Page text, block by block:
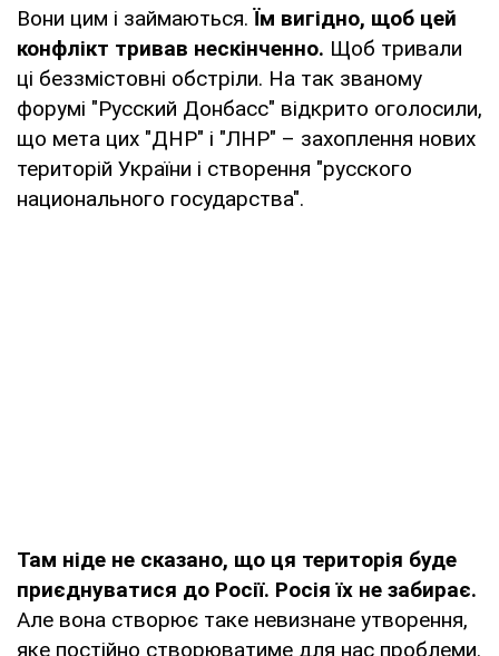
Вони цим і займаються. Їм вигідно, щоб цей
конфлікт тривав нескінченно. Щоб тривали
ці беззмістовні обстріли. На так званому
форумі "Русский Донбасс" відкрито оголосили,
що мета цих "ДНР" і "ЛНР" – захоплення нових
територій України і створення "русского
национального государства".
Там ніде не сказано, що ця територія буде
приєднуватися до Росії. Росія їх не забирає.
Але вона створює таке невизнане утворення,
яке постійно створюватиме для нас проблеми.